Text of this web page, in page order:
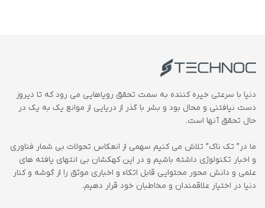
دنیا با سرعتی خیره کننده به سمت تحقق رویاهایی می رود که تا دیروز
دست نیافتنی و محال بود و بشر با گذر از دریایی از موانع یک به یک در
حال تحقق آنها است.
ما در” تک ناک” تلاش می کنیم سهمی از انعکاس تحولات بی شمار فناوری
و اخبار تکنولوژی داشته باشیم و در این کهکشان بی انتهای یافته های
علمی و دانش محور محتوایی قابل اتکاء و اخباری موثق را از گوشه و کنار
دنیا در اختیار علاقمندان و مخاطبان خود قرار دهیم.